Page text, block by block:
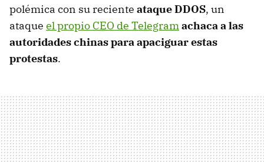
polémica con su reciente ataque DDOS, un
ataque el propio CEO de Telegramachaca a las
autoridades chinas para apaciguar estas
protestas.